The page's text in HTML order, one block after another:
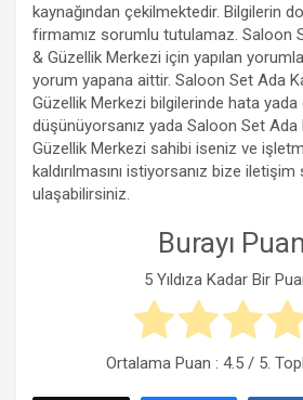
kaynağından çekilmektedir. Bilgilerin
firmamız sorumlu tutulamaz. Saloon
& Güzellik Merkezi için yapılan
yorum yapana aittir. Saloon Set Ada
Güzellik Merkezi bilgilerinde hata
düşünüyorsanız yada Saloon Set Ada
Güzellik Merkezi sahibi iseniz ve
kaldırılmasını istiyorsanız bize
ulaşabilirsiniz.
Burayı
5 Yıldıza Kadar Bir
Ortalama Puan : 4.5/ 5.